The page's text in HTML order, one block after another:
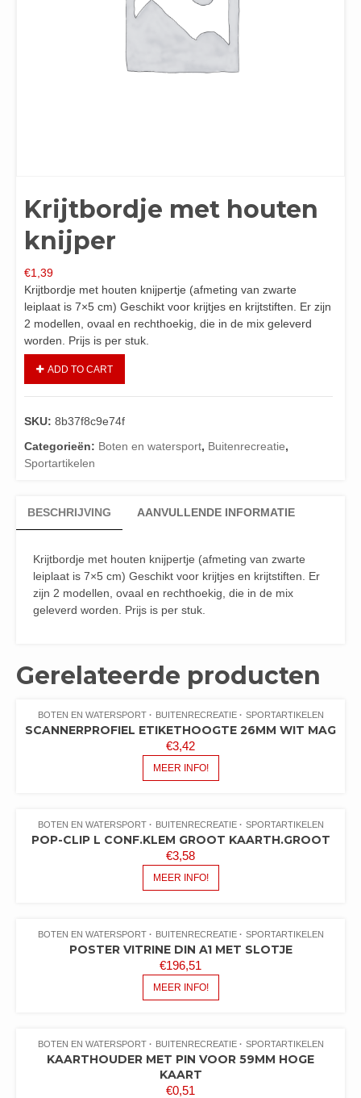
Krijtbordje met houten
knijper
€1,39
Krijtbordje met houten knijpertje (afmeting van zwarte
leiplaat is 7×5 cm) Geschikt voor krijtjes en krijtstiften. Er zijn
2 modellen, ovaal en rechthoekig, die in de mix geleverd
worden. Prijs is per stuk.
ADD TO CART
SKU: 8b37f8c9e74f
Categorieën: Boten en watersport, Buitenrecreatie,
Sportartikelen
BESCHRIJVING AANVULLENDE INFORMATIE
Krijtbordje met houten knijpertje (afmeting van zwarte
leiplaat is 7×5 cm) Geschikt voor krijtjes en krijtstiften. Er
zijn 2 modellen, ovaal en rechthoekig, die in de mix
geleverd worden. Prijs is per stuk.
Gerelateerde producten
BOTEN EN WATERSPORT BUITENRECREATIE SPORTARTIKELEN
SCANNERPROFIEL ETIKETHOOGTE 26MM WIT MAG
€3,42
MEER INFO!
BOTEN EN WATERSPORT BUITENRECREATIE SPORTARTIKELEN
POP-CLIP L CONF.KLEM GROOT KAARTH.GROOT
€3,58
MEER INFO!
BOTEN EN WATERSPORT BUITENRECREATIE SPORTARTIKELEN
POSTER VITRINE DIN A1 MET SLOTJE
€196,51
MEER INFO!
BOTEN EN WATERSPORT BUITENRECREATIE SPORTARTIKELEN
KAARTHOUDER MET PIN VOOR 59MM HOGE
KAART
€0,51